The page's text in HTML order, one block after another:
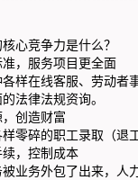
核心竞争力是什么？
准，服务项目更全面
样在线客服、劳动者
法律法规资询。
，创造财富
零碎的职工录取（退
续，控制成本
业务外包了出来，人